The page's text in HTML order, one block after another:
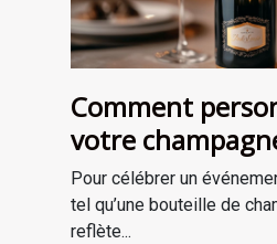
Comment
votre
occasions
Pour célébrer un
tel qu’une bouteille de
reflète...